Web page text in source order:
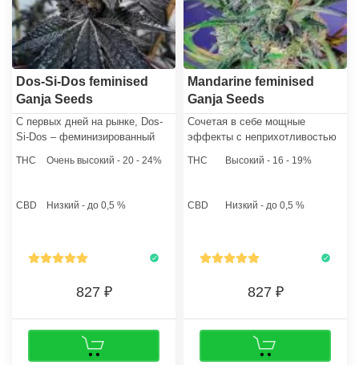
Dos-Si-Dos feminised
Ganja Seeds
С первых дней на рынке, Dos-
Si-Dos – феминизированный
впечатляющим уровнем ТГК
миру.
THC Очень высокий - 20 - 24%
CBD Низкий - до 0,5 %
827
Mandarine feminised
Ganja Seeds
Сочетая в себе мощные
эффекты с неприхотливостью
доминантный гибрид станет
гроверов.
THC Высокий - 16 - 19%
CBD Низкий - до 0,5 %
827